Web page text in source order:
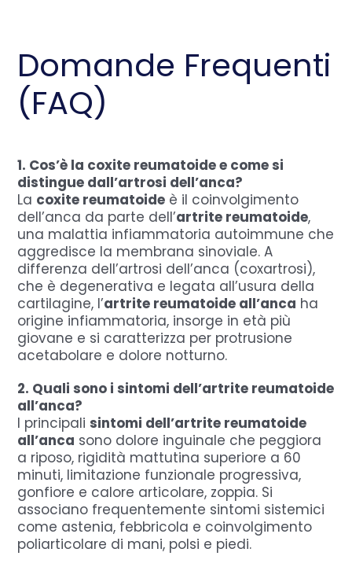
Domande Frequenti
(FAQ)
1. Cos’è la coxite reumatoide e come si
distingue dall’artrosi dell’anca?
La coxite reumatoide è il coinvolgimento
dell’anca da parte dell’artrite reumatoide,
una malattia infiammatoria autoimmune che
aggredisce la membrana sinoviale. A
differenza dell’artrosi dell’anca (coxartrosi),
che è degenerativa e legata all’usura della
cartilagine, l’artrite reumatoide all’anca ha
origine infiammatoria, insorge in età più
giovane e si caratterizza per protrusione
acetabolare e dolore notturno.
2. Quali sono i sintomi dell’artrite reumatoide
all’anca?
I principalisintomi dell’artrite reumatoide
all’anca sono dolore inguinale che peggiora
a riposo, rigidità mattutina superiore a 60
minuti, limitazione funzionale progressiva,
gonfiore e calore articolare, zoppia. Si
associano frequentemente sintomi sistemici
come astenia, febbricola e coinvolgimento
poliarticolare di mani, polsi e piedi.